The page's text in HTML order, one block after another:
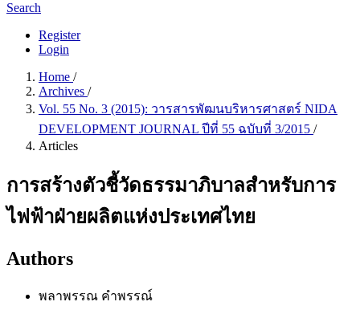
Search
Register
Login
Home /
Archives /
Vol. 55 No. 3 (2015): วารสารพัฒนบริหารศาสตร์ NIDA
DEVELOPMENT JOURNAL ปีที่ 55 ฉบับที่ 3/2015 /
Articles
การสร้างตัวชี้วัดธรรมาภิบาลสำหรับการ
ไฟฟ้าฝ่ายผลิตแห่งประเทศไทย
Authors
พลาพรรณ คำพรรณ์